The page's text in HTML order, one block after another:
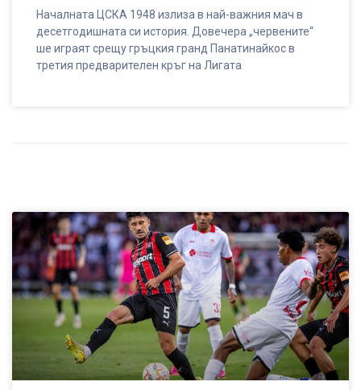
Началната ЦСКА 1948 излиза в най-важния мач в
десетгодишната си история. Довечера „червените“
ше играят срещу гръцкия гранд Панатинайкос в
третия предварителен кръг на Лигата